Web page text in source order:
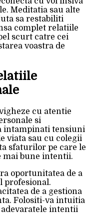
Meditatia sau alte
sa restabiliti
complet relatiile
scurt catre cei
voastra de
cu atentie
si
intampinati tensiuni
viata sau cu colegii
sfaturilor pe care le
mai bune intentii.
oportunitatea de a
profesional.
de a gestiona
Folositi-va intuitia
intentii